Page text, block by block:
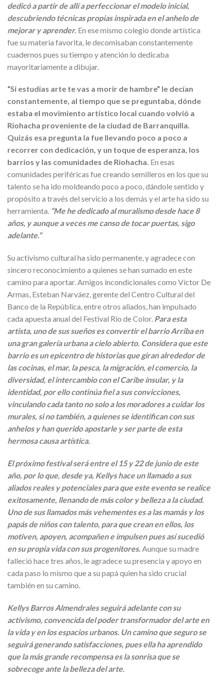
dedicó a partir de allí a perfeccionar el modelo inicial,
descubriendo técnicas propias inspirada en el anhelo de
mejorar y aprender. En ese mismo colegio donde artística
fue su materia favorita, le decomisaban constantemente
cuadernos pues su tiempo y atención lo dedicaba
mayoritariamente a dibujar.
“Si estudias arte te vas a morir de hambre” le decían
constantemente, al tiempo que se preguntaba, dónde
estaba el movimiento artístico local cuando volvió a
Riohacha proveniente de la ciudad de Barranquilla.
Quizás esa pregunta la fue llevando poco a poco a
recorrer con dedicación, y un toque de esperanza, los
barrios y las comunidades de Riohacha. En esas
comunidades periféricas fue creando semilleros en los que su
talento se ha ido moldeando poco a poco, dándole sentido y
propósito a través del servicio a los demás y el arte ha sido su
herramienta. “Me he dedicado al muralismo desde hace 8
años, y aunque a veces me canso de tocar puertas, sigo
adelante.”
Su activismo cultural ha sido permanente, y agradece con
sincero reconocimiento a quienes se han sumado en este
camino para aportar. Amigos incondicionales como Víctor De
Armas, Esteban Narváez, gerente del Centro Cultural del
Banco de la República, entre otros aliados, han impulsado
cada apuesta anual del Festival Rio de Color. Para esta
artista, uno de sus sueños es convertir el barrio Arriba en
una gran galería urbana a cielo abierto. Considera que este
barrio es un epicentro de historias que giran alrededor de
las cocinas, el mar, la pesca, la migración, el comercio, la
diversidad, el intercambio con el Caribe insular, y la
identidad, por ello continúa fiel a sus convicciones,
vinculando cada tanto no solo a los moradores a cuidar los
murales, si no también, a quienes se identifican con sus
anhelos y han querido apostarle y ser parte de esta
hermosa causa artística.
El próximo festival será entre el 15 y 22 de junio de este
año, por lo que, desde ya, Kellys hace un llamado a sus
aliados reales y potenciales para que este evento se realice
exitosamente, llenando de más color y belleza a la ciudad.
Uno de sus llamados más vehementes es a las mamás y los
papás de niños con talento, para que crean en ellos, los
motiven, apoyen, acompañen e impulsen pues así sucedió
en su propia vida con sus progenitores.Aunque su madre
falleció hace tres años, le agradece su presencia y apoyo en
cada paso lo mismo que a su papá quien ha sido crucial
también en su camino.
Kellys Barros Almendrales seguirá adelante con su
activismo, convencida del poder transformador del arte en
la vida y en los espacios urbanos. Un camino que seguro se
seguirá generando satisfacciones, pues ella ha aprendido
que la más grande recompensa es la sonrisa que se
sobrecoge ante la belleza del arte.